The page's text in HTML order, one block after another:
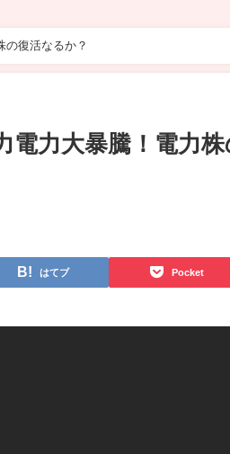
の復活なるか？
電力大暴騰！電力
はてブ Pocket